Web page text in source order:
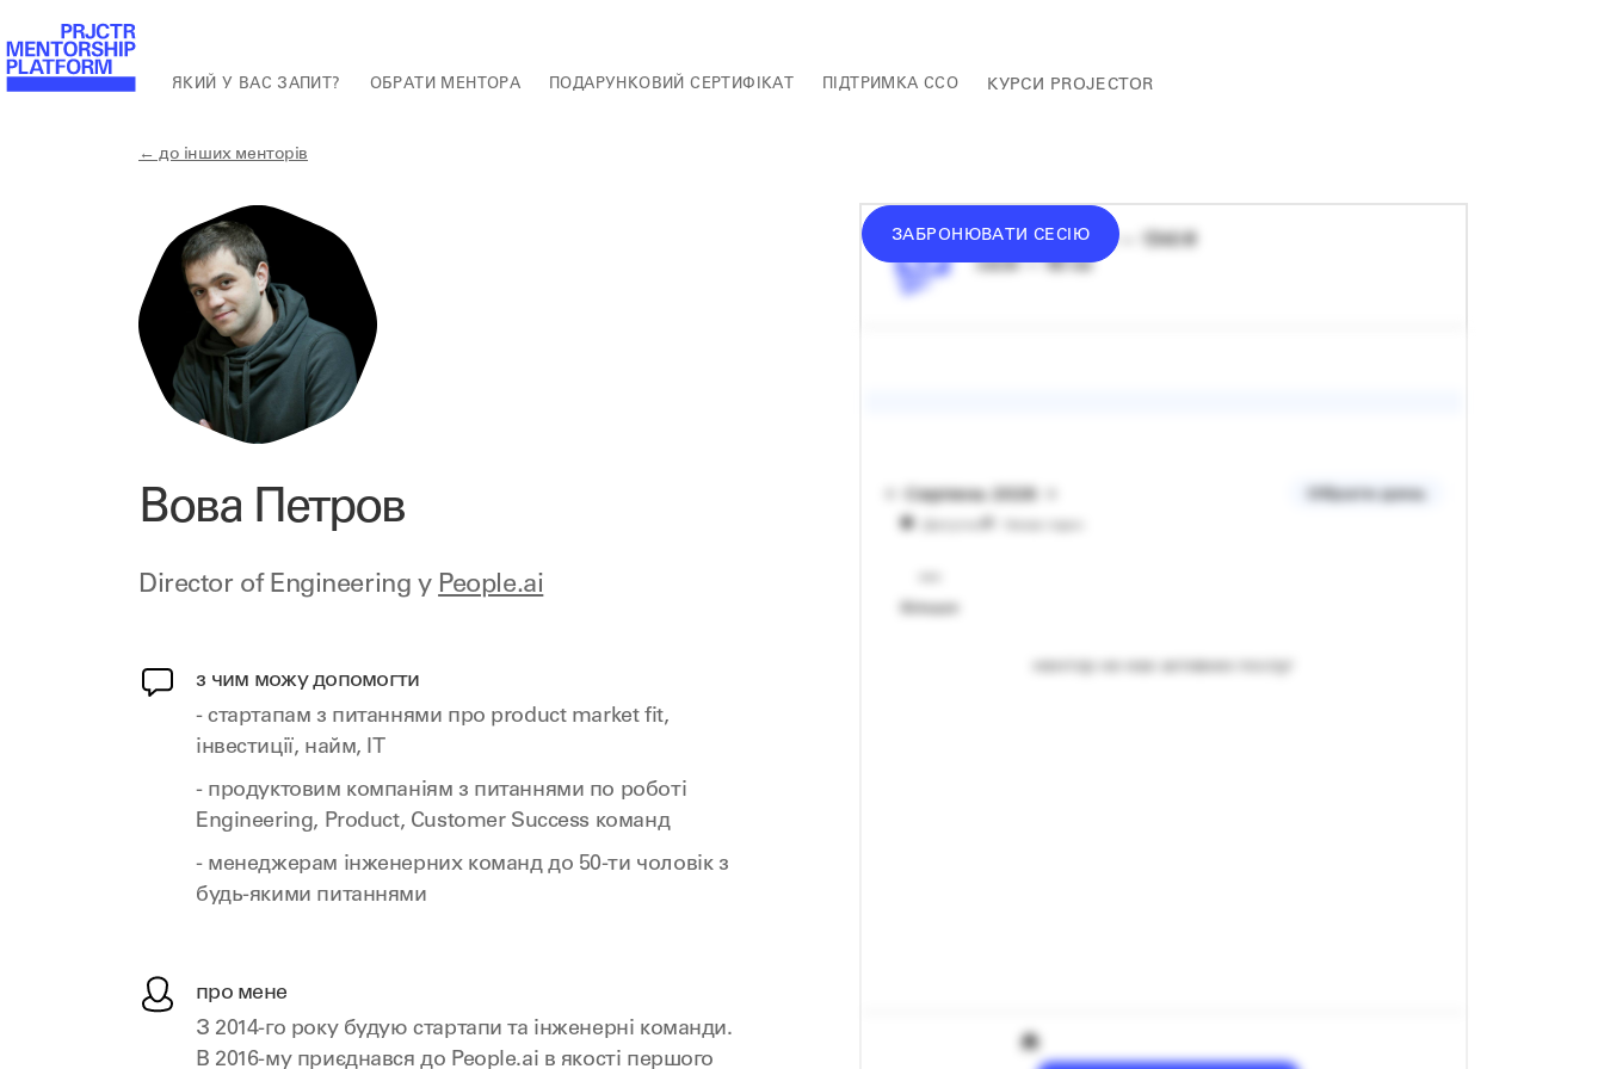
ЯКИЙ У ВАС ЗАПИТ? ОБРАТИ МЕНТОРА ПОДАРУНКОВИЙ СЕРТИФІКАТ ПІДТРИМКА ССО КУРСИ PROJECTOR
← до інших менторів
Вова Петров
Director of Engineering у People.ai
з чим можу допомогти
- стартапам з питаннями про product market fit,
інвестиції, найм, IT
- продуктовим компаніям з питаннями по роботі
Engineering, Product, Customer Success команд
- менеджерам інженерних команд до 50-ти чоловік з
будь-якими питаннями
про мене
З 2014-го року будую стартапи та інженерні команди.
В 2016-му приєднався до People.ai в якості першого
ЗАБРОНЮВАТИ СЕСІЮ
середній донат — 1340 ₴
сесія — 60 хв